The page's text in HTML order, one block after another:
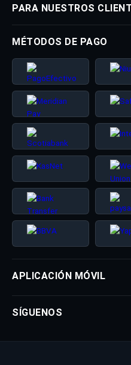
PARA NUESTROS
MÉTODOS DE PAGO
APLICACIÓN MÓVIL
SÍGUENOS